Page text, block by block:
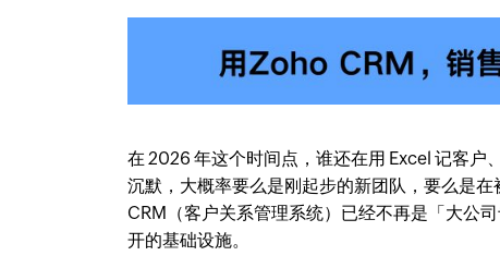
在 2026 年这个时间点，谁还在用 Excel 记客
沉默，大概率要么是刚起步的新团队，要么是在
CRM（客户关系管理系统）已经不再是「大公
开的基础设施。